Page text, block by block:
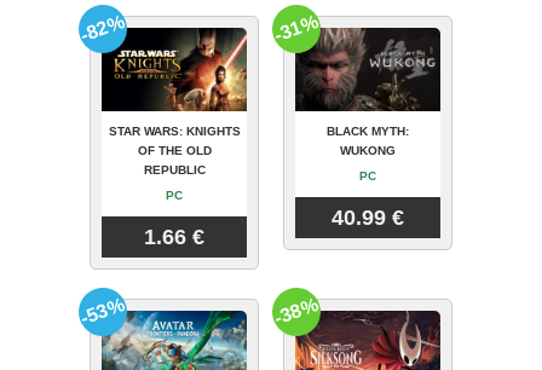
STAR WARS: KNIGHTS
OF THE OLD
REPUBLIC
PC
1.66 €
-82%
BLACK MYTH:
WUKONG
PC
40.99 €
-31%
-53% -38%